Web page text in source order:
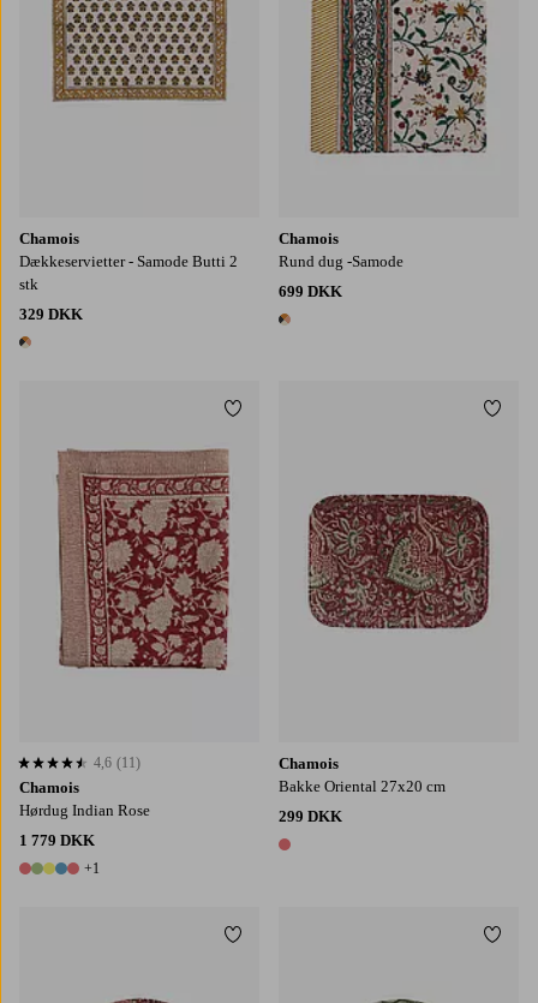
Chamois
Dækkeservietter - Samode Butti 2
stk
329 DKK
1 farve
Chamois
Rund dug -Samode
699 DKK
1 farve
Chamois
Hørdug Indian Rose
1 779 DKK
6 farver
+1
4,6 baseret på 11 bedømmelser
4,6 (11)
Tilføj til favoritter
150X230 150X350 170X270
Chamois
Bakke Oriental 27x20 cm
299 DKK
1 farve
Tilføj til favoritter